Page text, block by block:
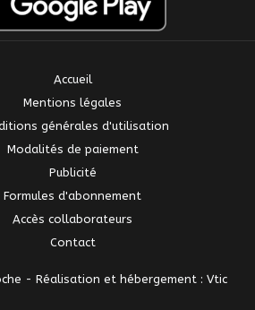
Accueil
Mentions légales
générales d'utilisation
Modalités de paiement
Publicité
Formules d'abonnement
Accès collaborateurs
Contact
- Réalisation et hébergement : Vtic